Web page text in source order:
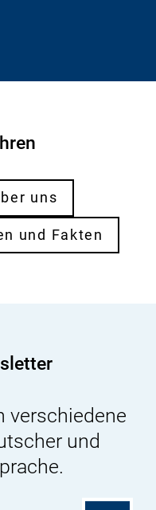
uns
und Fakten
verschiedene
und